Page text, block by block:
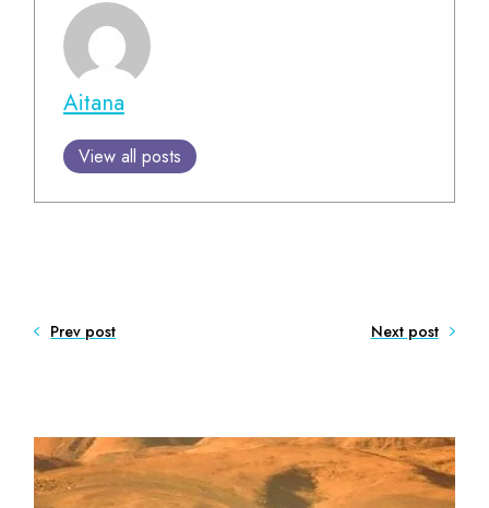
Aitana
View all posts
Prev post Next post